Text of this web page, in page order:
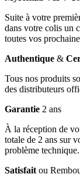
Suite à votre
dans votre colis un
toutes vos
Authentique &
Tous nos produits
des distributeurs
Garantie 2 ans
À la réception de
totale de 2 ans sur
problème technique.
Satisfait ou